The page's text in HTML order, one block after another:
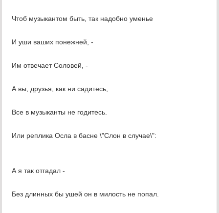
Чтоб музыкантом быть, так надобно уменье
И уши ваших понежней, -
Им отвечает Соловей, -
А вы, друзья, как ни садитесь,
Все в музыканты не годитесь.
Или реплика Осла в басне \"Слон в случае\":
А я так отгадал -
Без длинных бы ушей он в милость не попал.